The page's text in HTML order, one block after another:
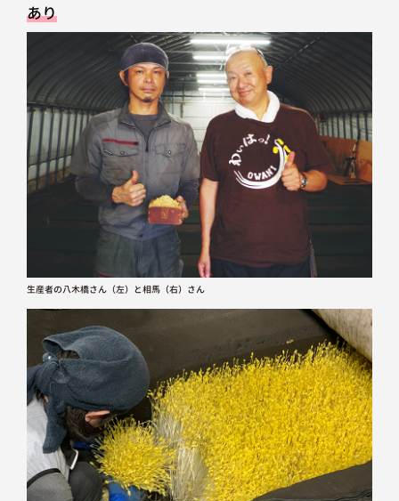
あり
生産者の八木橋さん（左）と相馬（右）さん